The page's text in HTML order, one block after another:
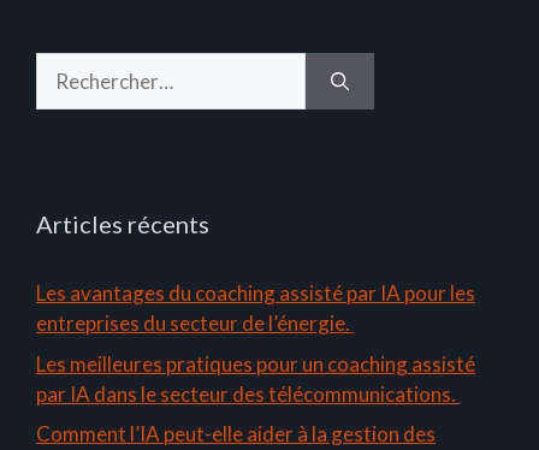
Articles récents
Les avantages du coaching assisté par IA pour les
entreprises du secteur de l’énergie.
Les meilleures pratiques pour un coaching assisté
par IA dans le secteur des télécommunications.
Comment l’IA peut-elle aider à la gestion des